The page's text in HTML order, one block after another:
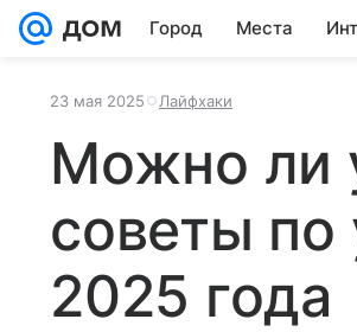
Город Места
23 мая 2025 Лайфхаки
Можно ли
советы по
2025 года